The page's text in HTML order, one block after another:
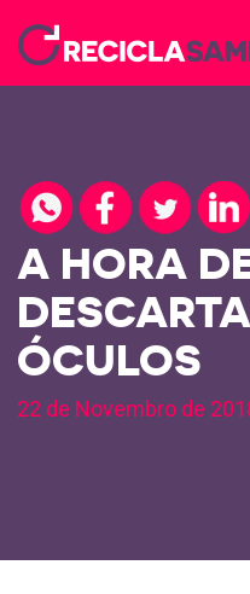
A HORA
ÓCULOS
22 de Novembro de